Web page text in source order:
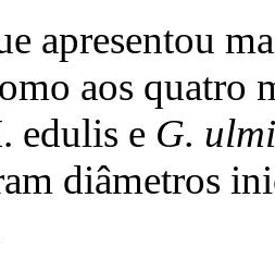
apresentou
aos quatro
edulis e G.
diâmetros